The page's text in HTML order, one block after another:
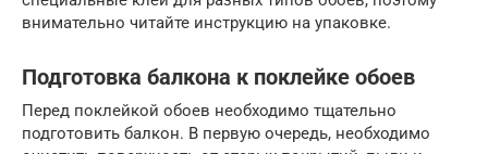
внимательно читайте инструкцию на упаковке.
Подготовка балкона к поклейке обоев
Перед поклейкой обоев необходимо тщательно
подготовить балкон. В первую очередь, необходимо